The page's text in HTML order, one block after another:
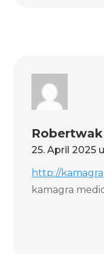
Robertwak
25. April 2025
http://
kamagra